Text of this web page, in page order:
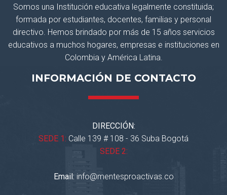
Somos una Institución educativa legalmente constituida;
formada por estudiantes, docentes, familias y personal
directivo. Hemos brindado por más de 15 años servicios
educativos a muchos hogares, empresas e instituciones en
Colombia y América Latina.
INFORMACIÓN DE CONTACTO
DIRECCIÓN:
SEDE 1: Calle 139 # 108 - 36 Suba Bogotá
SEDE 2:
Email: info@mentesproactivas.co